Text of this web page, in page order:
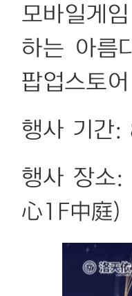
모바일게
하는 아름
팝업스토
행사 기간
행사 장소
心1F中庭)